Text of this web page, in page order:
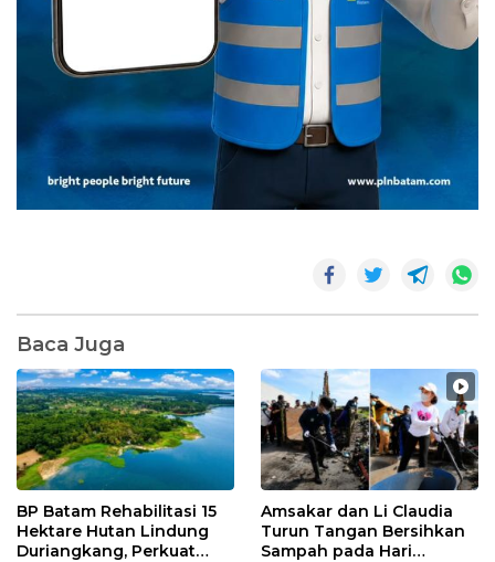
Baca Juga
BP Batam Rehabilitasi 15
Hektare Hutan Lindung
Duriangkang, Perkuat
Amsakar dan Li Claudia
Turun Tangan Bersihkan
Sampah pada Hari